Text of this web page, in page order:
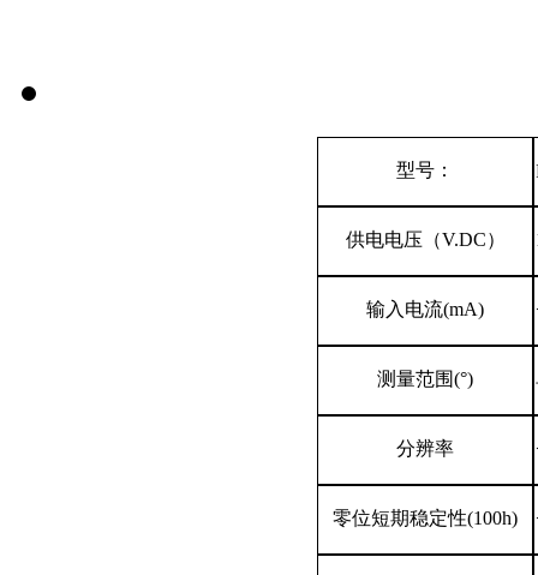
型号：
供电电压（V.DC）
输入电流(mA)
测量范围(°)
分辨率
零位短期稳定性(100h)